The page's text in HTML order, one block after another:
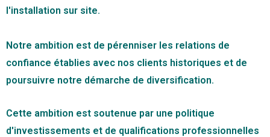
l'installation sur site.
Notre ambition est de pérenniser les relations de
confiance établies avec nos clients historiques et de
poursuivre notre démarche de diversification.
Cette ambition est soutenue par une politique
d'investissements et de qualifications professionnelles